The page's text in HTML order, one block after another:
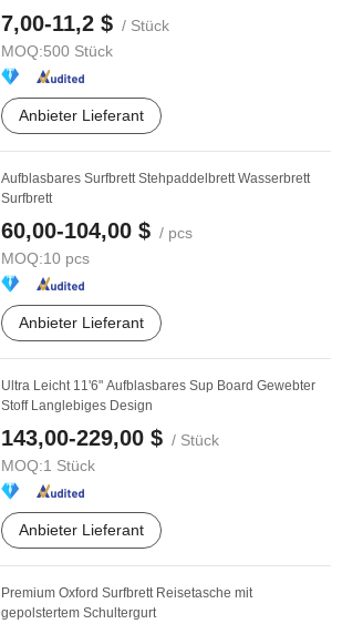
7,00-11,2 $ / Stück
MOQ:500 Stück
Anbieter Lieferant
Aufblasbares Surfbrett Stehpaddelbrett Wasserbrett
Surfbrett
60,00-104,00 $ / pcs
MOQ:10 pcs
Anbieter Lieferant
Ultra Leicht 11'6" Aufblasbares Sup Board Gewebter
Stoff Langlebiges Design
143,00-229,00 $ / Stück
MOQ:1 Stück
Anbieter Lieferant
Premium Oxford Surfbrett Reisetasche mit
gepolstertem Schultergurt